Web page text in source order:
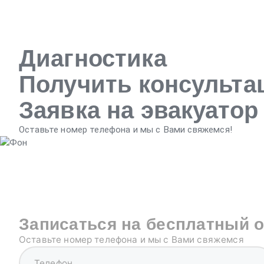
Диагностика
Получить
Заявка на эвакуатор
Оставьте номер телефона и мы с Вами свяжемся!
Записаться на бесплатный
Оставьте номер телефона и мы с Вами свяжемся